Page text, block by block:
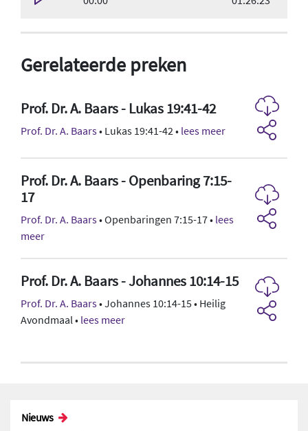
Gerelateerde preken
Prof. Dr. A. Baars - Lukas 19:41-42
Prof. Dr. A. Baars• Lukas 19:41-42 • lees meer
Prof. Dr. A. Baars - Openbaring 7:15-
17
Prof. Dr. A. Baars• Openbaringen 7:15-17 • lees
meer
Prof. Dr. A. Baars - Johannes 10:14-15
Prof. Dr. A. Baars• Johannes 10:14-15 • Heilig
Avondmaal • lees meer
Nieuws